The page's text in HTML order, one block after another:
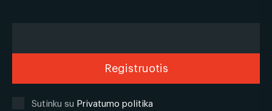
Sutinku su Privatumo politika